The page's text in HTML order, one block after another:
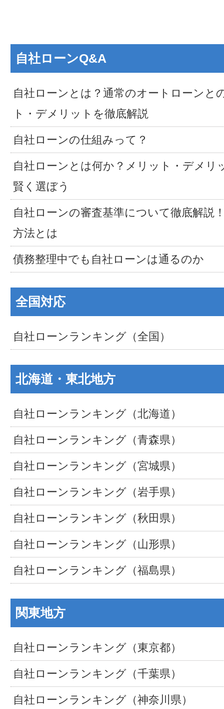
自社ローンQ&A
自社ローンとは？通常のオートローンと
ト・デメリットを徹底解説
自社ローンの仕組みって？
自社ローンとは何か？メリット・デメリ
賢く選ぼう
自社ローンの審査基準について徹底解説
方法とは
債務整理中でも自社ローンは通るのか
全国対応
自社ローンランキング（全国）
北海道・東北地方
自社ローンランキング（北海道）
自社ローンランキング（青森県）
自社ローンランキング（宮城県）
自社ローンランキング（岩手県）
自社ローンランキング（秋田県）
自社ローンランキング（山形県）
自社ローンランキング（福島県）
関東地方
自社ローンランキング（東京都）
自社ローンランキング（千葉県）
自社ローンランキング（神奈川県）